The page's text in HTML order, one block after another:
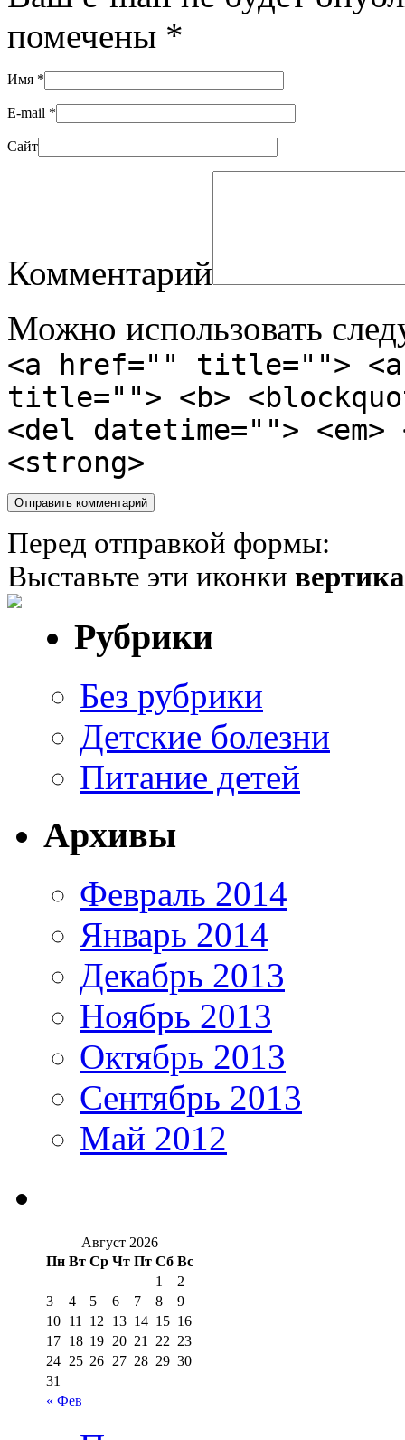
помечены *
Имя *
E-mail *
Сайт
Комментарий
Можно использовать
<a href="" title="">
title=""> <b>
<del datetime="">
<strong>
Перед отправкой формы:
Выставьте эти иконки
Рубрики
Без рубрики
Детские болезни
Питание детей
Архивы
Февраль 2014
Январь 2014
Декабрь 2013
Ноябрь 2013
Октябрь 2013
Сентябрь 2013
Май 2012
Август 2026
Пн Вт Ср Чт Пт Сб Вс
« Фев
1
2
3
4 5 6 7 8
9
10 11 12 13 14 15 16
17 18 19 20 21 22 23
24 25 26 27 28 29 30
31